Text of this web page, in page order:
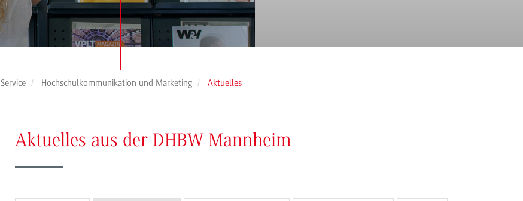
Service Hochschulkommunikation und Marketing Aktuelles
Aktuelles aus der DHBW Mannheim